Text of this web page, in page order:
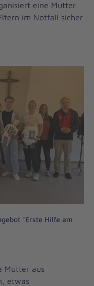
eine Mutter
im Notfall sicher
"Erste Hilfe am
Mutter aus
etwas